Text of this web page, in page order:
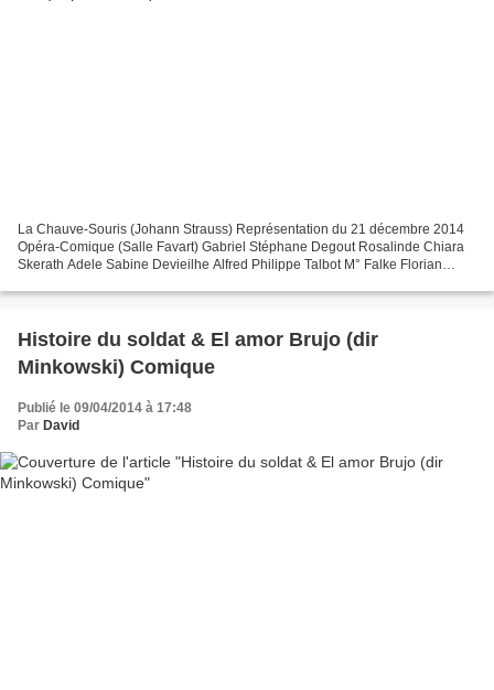
La Chauve-Souris (Johann Strauss) Représentation du 21 décembre 2014
Opéra-Comique (Salle Favart) Gabriel Stéphane Degout Rosalinde Chiara
Skerath Adele Sabine Devieilhe Alfred Philippe Talbot M° Falke Florian
Histoire du soldat & El amor Brujo (dir
Minkowski) Comique
Publié le 09/04/2014 à 17:48
Par David